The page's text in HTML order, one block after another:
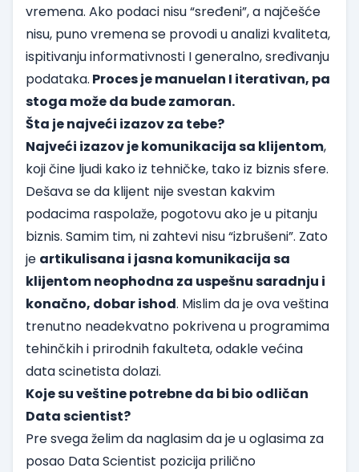
vremena. Ako podaci nisu “sređeni”, a najčešće
nisu, puno vremena se provodi u analizi kvaliteta,
ispitivanju informativnosti I generalno, sređivanju
podataka. Proces je manuelan I iterativan, pa
stoga može da bude zamoran.
Šta je najveći izazov za tebe?
Najveći izazov je komunikacija sa klijentom,
koji čine ljudi kako iz tehničke, tako iz biznis sfere.
Dešava se da klijent nije svestan kakvim
podacima raspolaže, pogotovu ako je u pitanju
biznis. Samim tim, ni zahtevi nisu “izbrušeni”. Zato
je artikulisana i jasna komunikacija sa
klijentom neophodna za uspešnu saradnju i
konačno, dobar ishod. Mislim da je ovaveština
trenutno neadekvatno pokrivena u programima
tehinčkih i prirodnih fakulteta, odakle većina
data scinetista dolazi.
Koje su veštine potrebne da bi bio odličan
Data scientist?
Pre svega želim da naglasim da je u oglasima za
posao Data Scientist pozicija prilično